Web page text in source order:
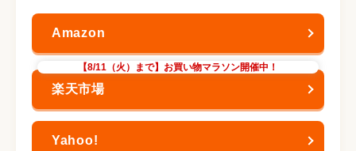
【8/11（火）まで】お買い物マラソン開催中！